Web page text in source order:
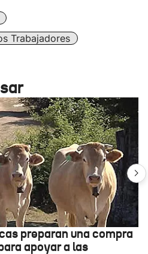
Trabajadores
preparan una compra
apoyar a las